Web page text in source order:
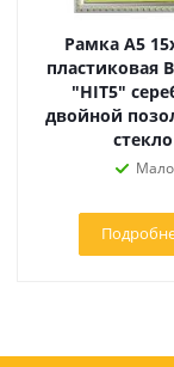
Рамка A5
пластиковая
"HIT5"
двойной
стекло
Мало